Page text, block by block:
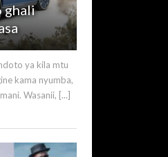
ghali
ya kila mtu
kama nyumba,
Wasanii, [...]